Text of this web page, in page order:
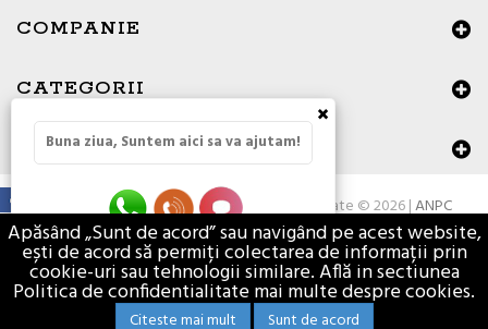
COMPANIE
CATEGORII
DATE DE CONTACT
Toate drepturile rezervate © 2026 |ANPC
Apăsând „Sunt de acord” sau navigând pe acest website,
ești de acord să permiți colectarea de informații prin
cookie-uri sau tehnologii similare. Află in sectiunea
Politica de confidentialitate mai multe despre cookies.
Citeste mai mult Sunt de acord
×
Buna ziua, Suntem aici sa va ajutam!